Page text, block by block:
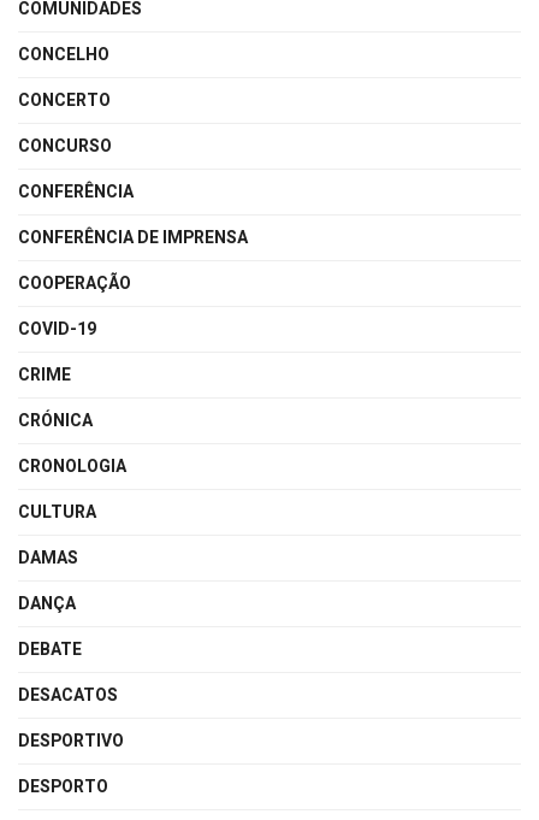
COMUNIDADES
CONCELHO
CONCERTO
CONCURSO
CONFERÊNCIA
CONFERÊNCIA DE IMPRENSA
COOPERAÇÃO
COVID-19
CRIME
CRÓNICA
CRONOLOGIA
CULTURA
DAMAS
DANÇA
DEBATE
DESACATOS
DESPORTIVO
DESPORTO